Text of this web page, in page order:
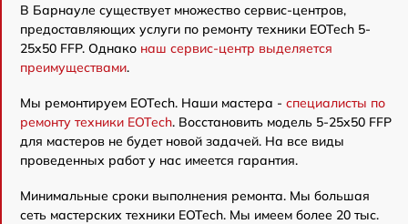
В Барнауле существует множество сервис-центров,
предоставляющих услуги по ремонту техники EOTech 5-
25x50 FFP. Однако наш сервис-центр выделяется
преимуществами.
Мы ремонтируем EOTech. Наши мастера - специалисты по
ремонту техники EOTech. Восстановить модель 5-25x50 FFP
для мастеров не будет новой задачей. На все виды
проведенных работ у нас имеется гарантия.
Минимальные сроки выполнения ремонта. Мы большая
сеть мастерских техники EOTech. Мы имеем более 20 тыс.